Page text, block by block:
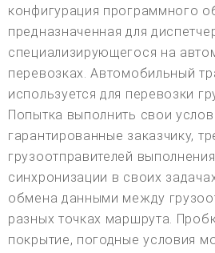
конфигурация программного
предназначенная для
специализирующегося на
перевозках. Автомобильный
используется для перевозки
Попытка выполнить свои
гарантированные заказчику,
грузоотправителей
синхронизации в своих
обмена данными между
разных точках маршрута.
покрытие, погодные условия